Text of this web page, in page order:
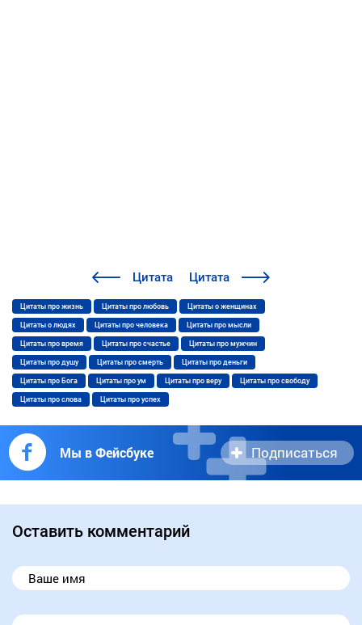
Цитата Цитата
Цитаты про жизнь Цитаты про любовь Цитаты о женщинах
Цитаты о людях Цитаты про человека Цитаты про мысли
Цитаты про время Цитаты про счастье Цитаты про мужчин
Цитаты про душу Цитаты про смерть Цитаты про деньги
Цитаты про Бога Цитаты про ум Цитаты про веру Цитаты про свободу
Цитаты про слова Цитаты про успех
Мы в Фейсбуке Подписаться
Оставить комментарий